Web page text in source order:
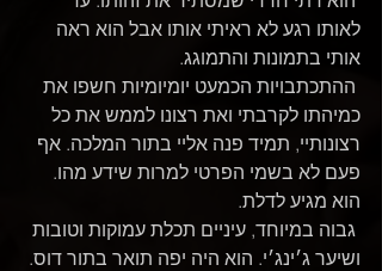
לאותו רגע לא ראיתי אותו אבל הוא ראה
אותי בתמונות והתמוגג.
ההתכתבויות הכמעט יומיומיות חשפו את
כמיהתו לקרבתי ואת רצונו לממש את כל
רצונותיי, תמיד פנה אליי בתור המלכה. אף
פעם לא בשמי הפרטי למרות שידע מהו.
הוא מגיע לדלת.
גבוה במיוחד, עיניים תכלת עמוקות וטובות
ושיער ג׳ינג׳י. הוא היה יפה תואר בתור דוס.